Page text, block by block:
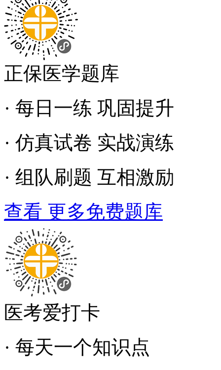
正保医学题库
· 每日一练 巩固提升
· 仿真试卷 实战演练
· 组队刷题 互相激励
查看 更多免费题库
医考爱打卡
· 每天一个知识点